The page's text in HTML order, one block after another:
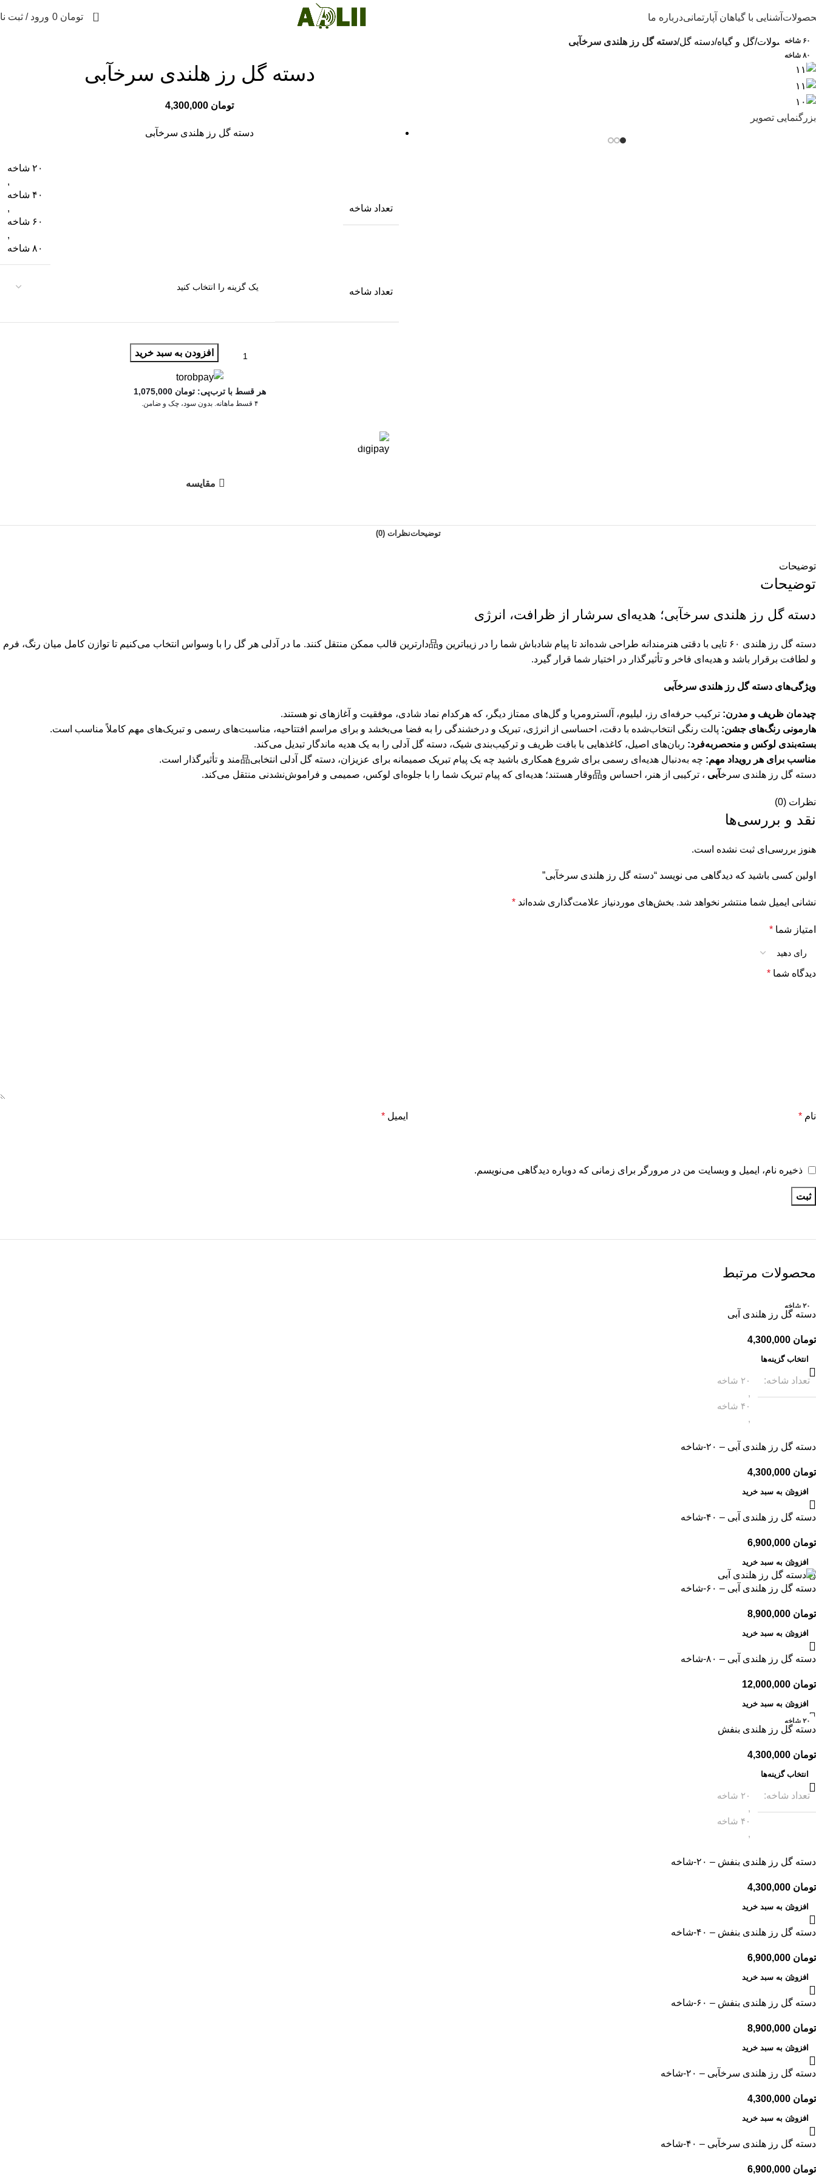
آشنایی با گیاهان آپارتمانیدرباره ما 0 تومان ورود / ثبت
خانه محصولات گل و گیاه دسته گل دسته گل رز هلندی سرخآبی
۶۰ شاخه
۸۰ شاخه
بزرگنمایی تصویر
دسته گل رز هلندی سرخآبی
تومان
دسته گل رز هلندی سرخآبی
تعداد شاخه
۲۰ شاخه
,
۴۰ شاخه
,
۶۰ شاخه
,
۸۰ شاخه
تعداد شاخه
افزودن به سبد خرید
هر قسط با ترب‌پی:تومان 1,075,000
۴ قسط ماهانه. بدون سود، چک و ضامن.
در ۴ قسط با دیجی‌پی
مقایسه
توضیحاتنظرات (0)
توضیحات
توضیحات
دسته گل رز هلندی سرخآبی؛ هدیه‌ای سرشار از ظرافت، انرژی
دسته گل رز هلندی ۶۰ تایی با دقتی هنرمندانه طراحی شده‌اند تا پیام شادباش شما را در زیباترین و品‌دارترین قالب ممکن منتقل کنند. ما در آدلی هر گل را با وسواس انتخاب می‌کنیم تا توازن کامل میان رنگ، فرم
و لطافت برقرار باشد و هدیه‌ای فاخر و تأثیرگذار در اختیار شما قرار گیرد.
ویژگی‌های دسته گل رز هلندی سرخآبی
چیدمان ظریف و مدرن: ترکیب حرفه‌ای رز، لیلیوم، آلسترومریا و گل‌های ممتاز دیگر، که هرکدام نماد شادی، موفقیت و آغازهای نو هستند.
هارمونی رنگ‌های جشن: پالت رنگی انتخاب‌شده با دقت، احساسی از انرژی، تبریک و درخشندگی را به فضا می‌بخشد و برای مراسم افتتاحیه، مناسبت‌های رسمی و تبریک‌های مهم کاملاً مناسب است.
بسته‌بندی لوکس و منحصربه‌فرد: ربان‌های اصیل، کاغذهایی با بافت ظریف و ترکیب‌بندی شیک، دسته گل آدلی را به یک هدیه ماندگار تبدیل می‌کند.
مناسب برای هر رویداد مهم: چه به‌دنبال هدیه‌ای رسمی برای شروع همکاری باشید چه یک پیام تبریک صمیمانه برای عزیزان، دسته گل آدلی انتخابی品‌مند و تأثیرگذار است.
دسته گل رز هلندی سرخآبی ، ترکیبی از هنر، احساس و品‌وقار هستند؛ هدیه‌ای که پیام تبریک شما را با جلوه‌ای لوکس، صمیمی و فراموش‌نشدنی منتقل می‌کند.
نظرات (0)
نقد و بررسی‌ها
هنوز بررسی‌ای ثبت نشده است.
اولین کسی باشید که دیدگاهی می نویسد “دسته گل رز هلندی سرخآبی”
نشانی ایمیل شما منتشر نخواهد شد. بخش‌های موردنیاز علامت‌گذاری شده‌اند *
امتیاز شما *
دیدگاه شما *
نام * ایمیل *
ذخیره نام، ایمیل و وبسایت من در مرورگر برای زمانی که دوباره دیدگاهی می‌نویسم.
محصولات مرتبط
۲۰ شاخه
۴۰ شاخه
دسته گل رز هلندی آبی
تومان
انتخاب گزینه‌ها
تعداد شاخه
۲۰ شاخه
,
۴۰ شاخه
,
,
دسته گل رز هلندی آبی – ۲۰-شاخه
تومان
افزودن به سبد خرید
دسته گل رز هلندی آبی – ۴۰-شاخه
تومان
افزودن به سبد خرید
دسته گل رز هلندی آبی – ۶۰-شاخه
تومان
افزودن به سبد خرید
دسته گل رز هلندی آبی – ۸۰-شاخه
تومان
افزودن به سبد خرید
۲۰ شاخه
۴۰ شاخه
دسته گل رز هلندی بنفش
تومان
انتخاب گزینه‌ها
تعداد شاخه
۲۰ شاخه
,
۴۰ شاخه
,
,
دسته گل رز هلندی بنفش – ۲۰-شاخه
تومان
افزودن به سبد خرید
دسته گل رز هلندی بنفش – ۴۰-شاخه
تومان
افزودن به سبد خرید
دسته گل رز هلندی بنفش – ۶۰-شاخه
تومان
افزودن به سبد خرید
دسته گل رز هلندی سرخآبی – ۲۰-شاخه
تومان
افزودن به سبد خرید
دسته گل رز هلندی سرخآبی – ۴۰-شاخه
تومان
محصولات ما را با دیجی‌پی قسطی بخرید